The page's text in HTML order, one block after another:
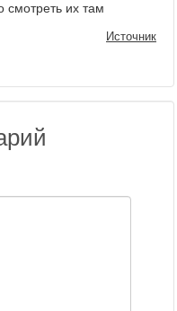
смотреть их там
Источник